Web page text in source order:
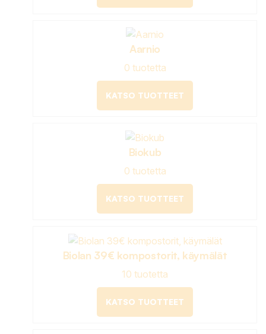
Aarnio
0 tuotetta
KATSO TUOTTEET
Biokub
0 tuotetta
KATSO TUOTTEET
Biolan 39€ kompostorit, käymälät
10 tuotetta
KATSO TUOTTEET